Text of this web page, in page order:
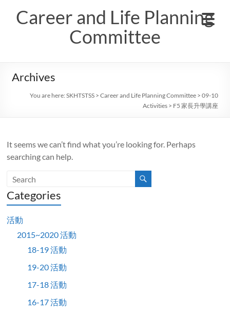
contentCareer and Life Planning
Committee
Archives
You are here:SKHTSTSS >Career and Life Planning Committee >09-10
Activities > F5 家長升學講座
It seems we can’t find what you’re looking for. Perhaps
searching can help.
Categories
活動
2015~2020 活動
18-19 活動
19-20 活動
17-18 活動
16-17 活動